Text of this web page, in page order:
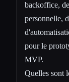
backoffice,
personnelle,
pour le
MVP.
Quelles sont